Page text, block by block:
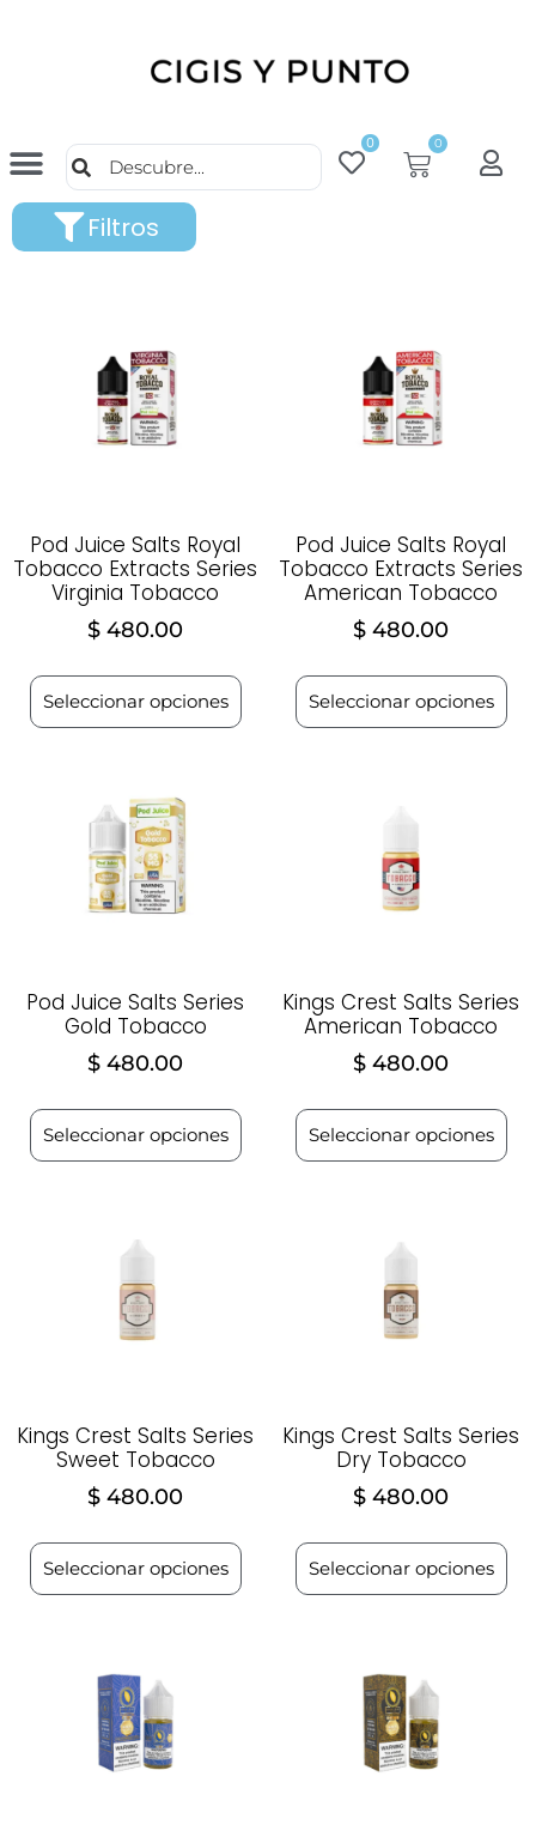
0 0
Filtros
Pod Juice Salts Royal
Tobacco Extracts Series
Virginia Tobacco
$ 480.00
Seleccionar opciones
Pod Juice Salts Royal
Tobacco Extracts Series
American Tobacco
$ 480.00
Seleccionar opciones
Pod Juice Salts Series
Gold Tobacco
$ 480.00
Seleccionar opciones
Kings Crest Salts Series
American Tobacco
$ 480.00
Seleccionar opciones
Kings Crest Salts Series
Sweet Tobacco
$ 480.00
Seleccionar opciones
Kings Crest Salts Series
Dry Tobacco
$ 480.00
Seleccionar opciones